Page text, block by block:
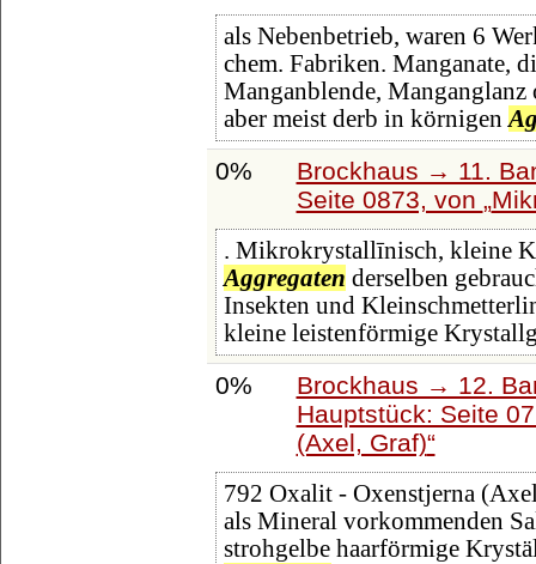
als Nebenbetrieb, waren 6
chem. Fabriken. Manganate,
Manganblende, Manganglanz
aber meist derb in körnigen
0%
Brockhaus → 11.
Seite 0873, von
. Mikrokrystallīnisch, kleine
Aggregaten derselben
Insekten und
kleine leistenförmige
0%
Brockhaus → 12.
Hauptstück: Seite
(Axel, Graf)
792 Oxalit - Oxenstjerna
als Mineral vorkommenden
strohgelbe haarförmige